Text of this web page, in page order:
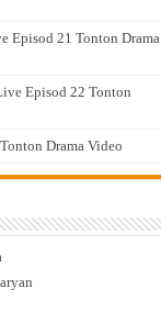
Episod 21 Tonton Drama
Episod 22 Tonton
Drama Video